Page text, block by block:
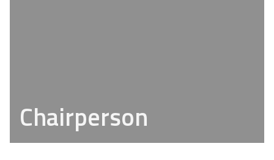
Chairperson